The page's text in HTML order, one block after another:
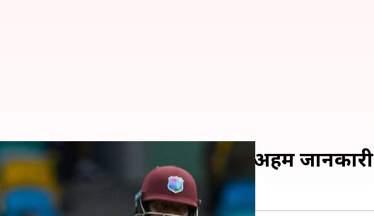
की टीमें, शेड्यूल और अन्य अहम जानकारी